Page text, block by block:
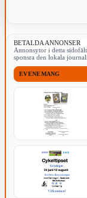
BETALDA ANNONSER
Annonsytor i detta
sponsra den lokala
EVENEMANG